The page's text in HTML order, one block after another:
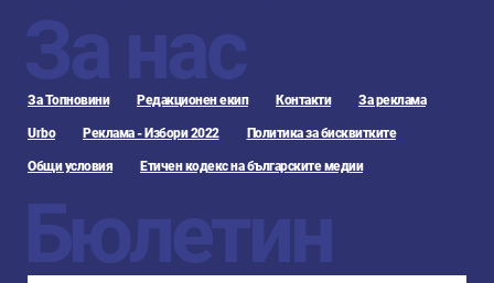
За нас
За Топновини Редакционен екип Контакти За реклама
Urbo Реклама - Избори 2022 Политика за бисквитките
Общи условия Етичен кодекс на българските медии
Бюлетин